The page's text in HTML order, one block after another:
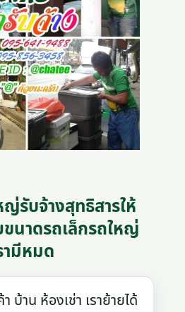
รับจ้างสุทธิสารให้
ขนาดรถเล็กรถใหญ่
ามีหมด
าน ห้องเช่า เราย้ายได้